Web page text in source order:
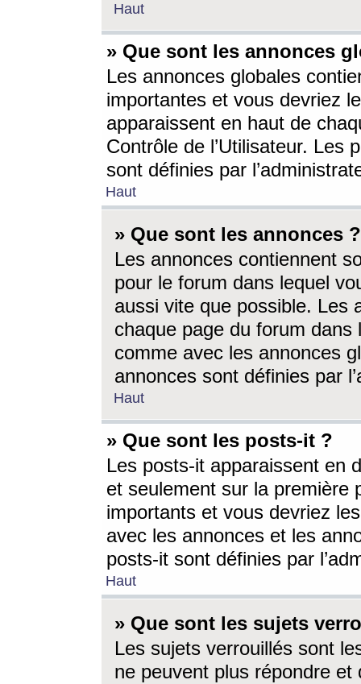
Haut
» Que sont les annonces
Les annonces globales
importantes et vous devriez
apparaissent en haut de
Contrôle de l’Utilisateur. Les
sont définies par
Haut
» Que sont les annonces ?
Les annonces contiennent
pour le forum dans lequel
aussi vite que possible. Les
chaque page du forum dans
comme avec les annonces
annonces sont définies par
Haut
» Que sont les posts-it ?
Les posts-it apparaissent en
et seulement sur la première
importants et vous devriez
avec les annonces et les
posts-it sont définies par
Haut
» Que sont les sujets
Les sujets verrouillés sont
ne peuvent plus répondre